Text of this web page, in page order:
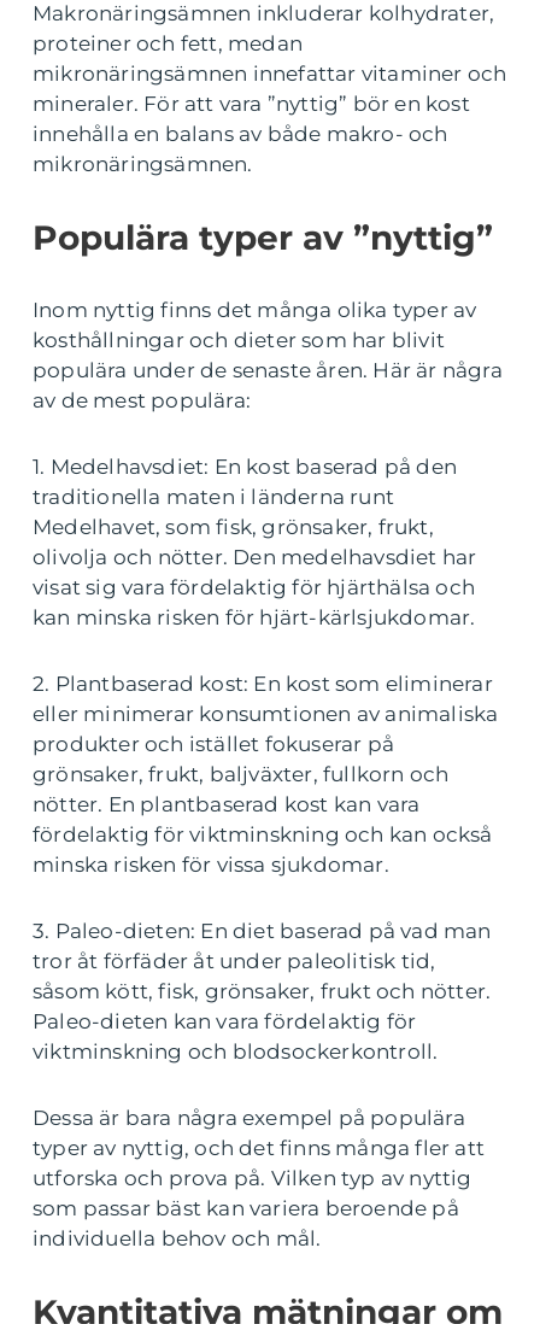
Makronäringsämnen inkluderar kolhydrater,
proteiner och fett, medan
mikronäringsämnen innefattar vitaminer och
mineraler. För att vara ”nyttig” bör en kost
innehålla en balans av både makro- och
mikronäringsämnen.
Populära typer av ”nyttig”
Inom nyttig finns det många olika typer av
kosthållningar och dieter som har blivit
populära under de senaste åren. Här är några
av de mest populära:
1. Medelhavsdiet: En kost baserad på den
traditionella maten i länderna runt
Medelhavet, som fisk, grönsaker, frukt,
olivolja och nötter. Den medelhavsdiet har
visat sig vara fördelaktig för hjärthälsa och
kan minska risken för hjärt-kärlsjukdomar.
2. Plantbaserad kost: En kost som eliminerar
eller minimerar konsumtionen av animaliska
produkter och istället fokuserar på
grönsaker, frukt, baljväxter, fullkorn och
nötter. En plantbaserad kost kan vara
fördelaktig för viktminskning och kan också
minska risken för vissa sjukdomar.
3. Paleo-dieten: En diet baserad på vad man
tror åt förfäder åt under paleolitisk tid,
såsom kött, fisk, grönsaker, frukt och nötter.
Paleo-dieten kan vara fördelaktig för
viktminskning och blodsockerkontroll.
Dessa är bara några exempel på populära
typer av nyttig, och det finns många fler att
utforska och prova på. Vilken typ av nyttig
som passar bäst kan variera beroende på
individuella behov och mål.
Kvantitativa mätningar om